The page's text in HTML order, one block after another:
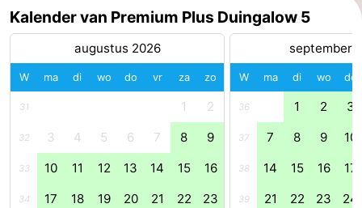
Kalender van Premium Plus Duingalow 5
augustus 2026
W ma di wo do vr za zo
31 1 2
32 3 4 5 6 7 8 9
33 10 11 12 13 14 15 16
34 17 18 19 20 21 22 23
september
W ma di wo do
36 1 2 3
37 7 8 9 10
38 14 15 16 17
39 21 22 23 24